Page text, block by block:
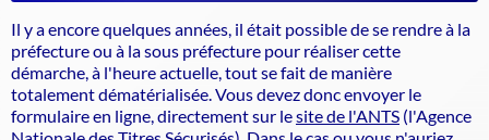
Il y a encore quelques années, il était possible de se rendre à la
préfecture ou à la sous préfecture pour réaliser cette
démarche, à l'heure actuelle, tout se fait de manière
totalement dématérialisée. Vous devez donc envoyer le
formulaire en ligne, directement sur lesite de l'ANTS (l'Agence